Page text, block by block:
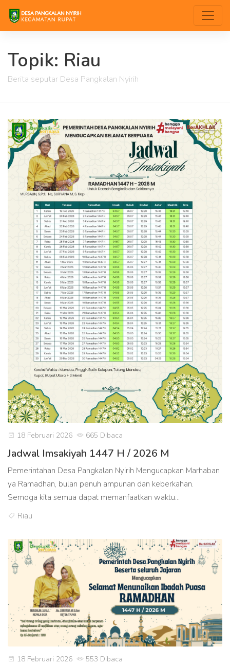
Topik: Riau
Berita seputar Desa Pangkalan Nyirih
18 Februari 2026 665 Dibaca
Jadwal Imsakiyah 1447 H / 2026 M
Pemerintahan Desa Pangkalan Nyirih Mengucapkan Marhaban
ya Ramadhan, bulan penuh ampunan dan keberkahan.
Semoga kita semua dapat memanfaatkan waktu...
Riau
18 Februari 2026 553 Dibaca